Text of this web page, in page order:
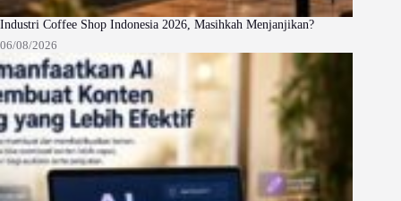
Industri Coffee Shop Indonesia 2026, Masihkah Menjanjikan?
06/08/2026